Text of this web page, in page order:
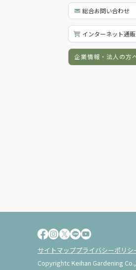
総合お問い合わせ
インターネット通販
企業情報・法人の方
サイトマッププライバシーポリシ
Copyrightc Keihan Gardening